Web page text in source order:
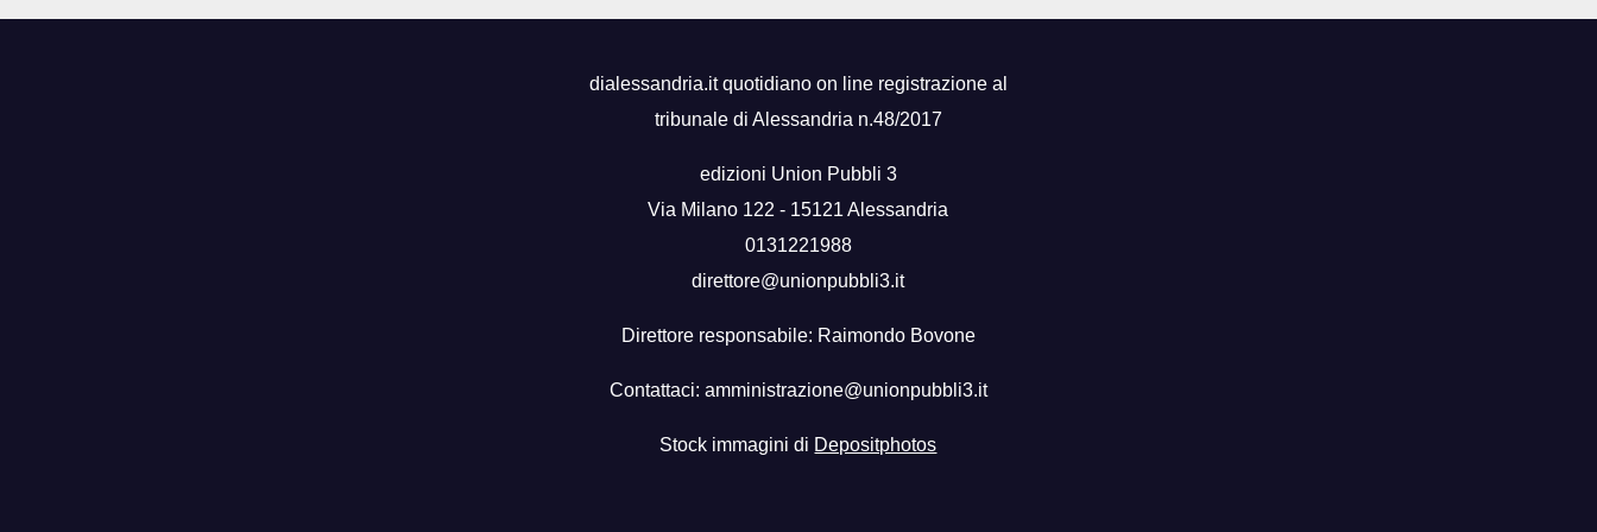
dialessandria.it quotidiano on line registrazione al
tribunale di Alessandria n.48/2017
edizioni Union Pubbli 3
Via Milano 122 - 15121 Alessandria
0131221988
direttore@unionpubbli3.it
Direttore responsabile: Raimondo Bovone
Contattaci: amministrazione@unionpubbli3.it
Stock immagini di Depositphotos